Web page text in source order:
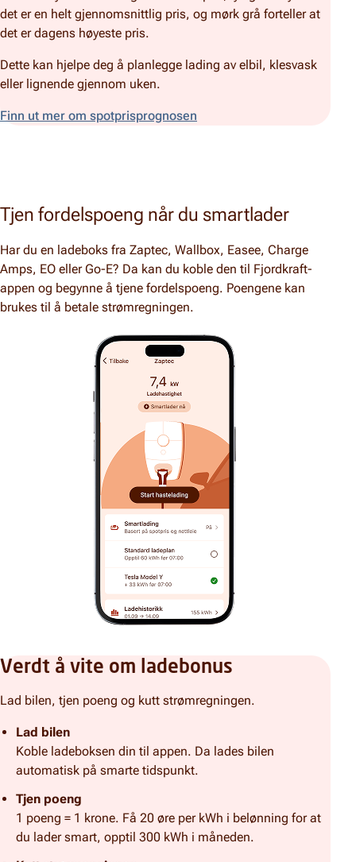
det er en helt gjennomsnittlig pris, og mørk grå forteller at
det er dagens høyeste pris.
Dette kan hjelpe deg å planlegge lading av elbil, klesvask
eller lignende gjennom uken.
Finn ut mer om spotprisprognosen
Tjen fordelspoeng når du smartlader
Har du en ladeboks fra Zaptec, Wallbox, Easee, Charge
Amps, EO eller Go-E? Da kan du koble den til Fjordkraft-
appen og begynne å tjene fordelspoeng. Poengene kan
brukes til å betale strømregningen.
Verdt å vite om ladebonus
Lad bilen, tjen poeng og kutt strømregningen.
Lad bilen
Koble ladeboksen din til appen. Da lades bilen
automatisk på smarte tidspunkt.
Tjen poeng
1 poeng = 1 krone. Få 20 øre per kWh i belønning for at
du lader smart, opptil 300 kWh i måneden.